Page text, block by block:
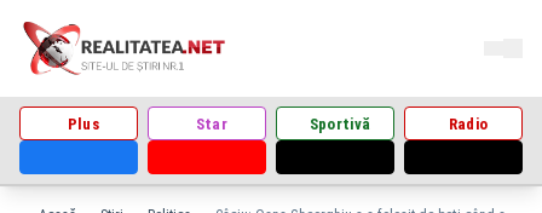
Plus Star Sportivă Radio